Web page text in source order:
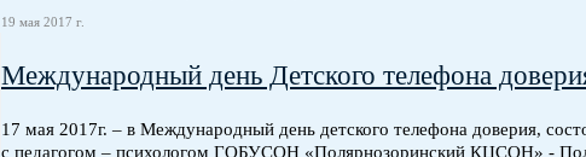
19 мая 2017 г.
Международный день Детского телефона
17 мая 2017г. – в Международный день детского телефона доверия,
с педагогом – психологом ГОБУСОН «Полярнозоринский КЦСОН» -